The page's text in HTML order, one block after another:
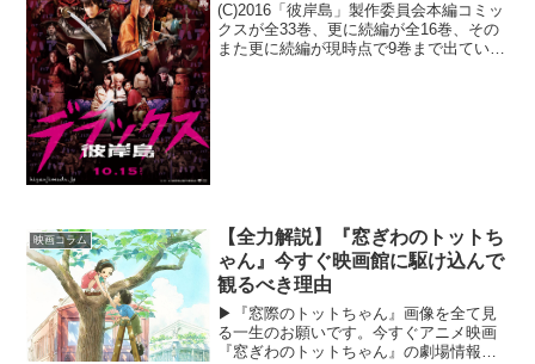
(C)2016「彼岸島」製作委員会本編コミッ
クスが全33巻、更に続編が全16巻、その
また更に続編が現時点で9巻まで出てい
映画コラム
【全力解説】『窓ぎわのトットち
ゃん』今すぐ映画館に駆け込んで
観るべき理由
▶︎『窓際のトットちゃん』画像を全て見
る一生のお願いです。今すぐアニメ映画
『窓ぎわのトットちゃん』の劇場情報を